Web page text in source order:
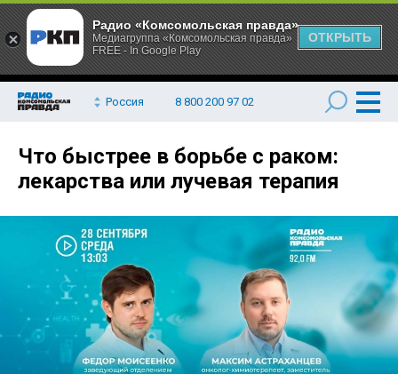
Россия 8 800 200 97 02
Что быстрее в борьбе с раком:
лекарства или лучевая терапия
Радио «Комсомольская правда»
Медиагруппа «Комсомольская правда»
FREE - In Google Play
ОТКРЫТЬ